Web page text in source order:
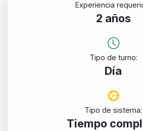
Experiencia
2 años
Tipo de turno:
Día
Tipo de sistema:
Tiempo